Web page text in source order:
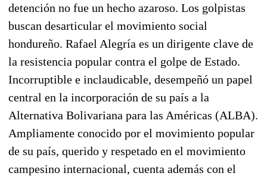
detención no fue un hecho azaroso. Los golpistas
buscan desarticular el movimiento social
hondureño. Rafael Alegría es un dirigente clave de
la resistencia popular contra el golpe de Estado.
Incorruptible e inclaudicable, desempeñó un papel
central en la incorporación de su país a la
Alternativa Bolivariana para las Américas (ALBA).
Ampliamente conocido por el movimiento popular
de su país, querido y respetado en el movimiento
campesino internacional, cuenta además con el